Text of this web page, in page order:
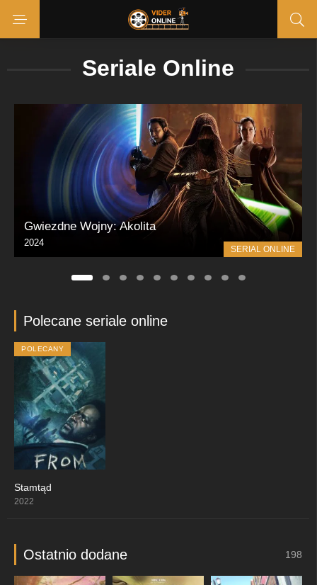
Seriale Online
Gwiezdne Wojny: Akolita
2024
SERIAL ONLINE
Polecane seriale online
POLECANY
Stamtąd
2022
Ostatnio dodane 198